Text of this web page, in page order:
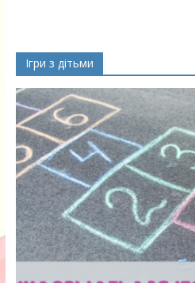
Ігри з дітьми